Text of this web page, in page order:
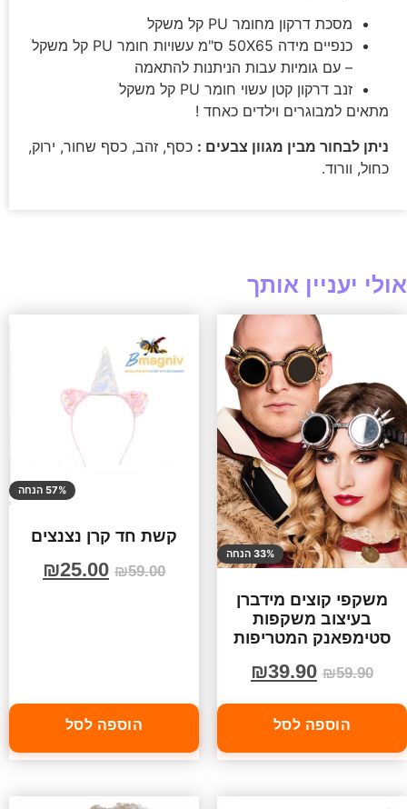
מסכת דרקון מחומר PU קל משקל
כנפיים מידה 50X65 ס"מ עשויות חומר PU קל משקל
– עם גומיות עבות הניתנות להתאמה
זנב דרקון קטן עשוי חומר PU קל משקל
מתאים למבוגרים וילדים כאחד !
ניתן לבחור מבין מגוון צבעים : כסף, זהב, כסף שחור, ירוק,
כחול, וורוד.
אולי יעניין אותך
33% הנחה
משקפי קוצים מידברן
בעיצוב משקפות
סטימפאנק המטריפות
₪59.90
₪39.90
הוספה לסל
57% הנחה
קשת חד קרן נצנצים
₪59.00
₪25.00
הוספה לסל